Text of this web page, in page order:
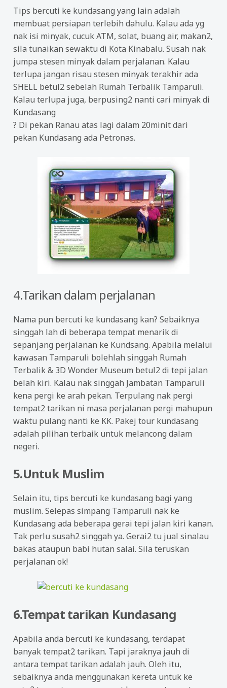
Tips bercuti ke kundasang yang lain adalah
membuat persiapan terlebih dahulu. Kalau ada yg
nak isi minyak, cucuk ATM, solat, buang air, makan2,
sila tunaikan sewaktu di Kota Kinabalu. Susah nak
jumpa stesen minyak dalam perjalanan. Kalau
terlupa jangan risau stesen minyak terakhir ada
SHELL betul2 sebelah Rumah Terbalik Tamparuli.
Kalau terlupa juga, berpusing2 nanti cari minyak di
Kundasang
? Di pekan Ranau atas lagi dalam 20minit dari
pekan Kundasang ada Petronas.
4.Tarikan dalam perjalanan
Nama pun bercuti ke kundasang kan? Sebaiknya
singgah lah di beberapa tempat menarik di
sepanjang perjalanan ke Kundsang. Apabila melalui
kawasan Tamparuli bolehlah singgah Rumah
Terbalik & 3D Wonder Museum betul2 di tepi jalan
belah kiri. Kalau nak singgah Jambatan Tamparuli
kena pergi ke arah pekan. Terpulang nak pergi
tempat2 tarikan ni masa perjalanan pergi mahupun
waktu pulang nanti ke KK. Pakej tour kundasang
adalah pilihan terbaik untuk melancong dalam
negeri.
5.Untuk Muslim
Selain itu, tips bercuti ke kundasang bagi yang
muslim. Selepas simpang Tamparuli nak ke
Kundasang ada beberapa gerai tepi jalan kiri kanan.
Tak perlu susah2 singgah ya. Gerai2 tu jual sinalau
bakas ataupun babi hutan salai. Sila teruskan
perjalanan ok!
6.Tempat tarikan Kundasang
Apabila anda bercuti ke kundasang, terdapat
banyak tempat2 tarikan. Tapi jaraknya jauh di
antara tempat tarikan adalah jauh. Oleh itu,
sebaiknya anda menggunakan kereta untuk ke